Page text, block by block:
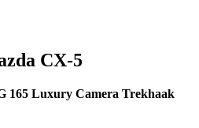
CX-5
165 Luxury Camera Trekhaak